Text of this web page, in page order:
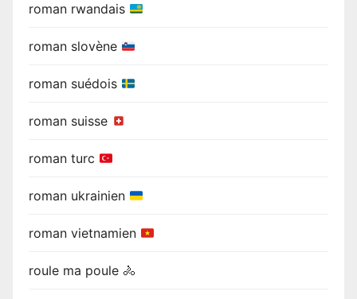
roman rwandais
roman slovène
roman suédois
roman suisse
roman turc
roman ukrainien
roman vietnamien
roule ma poule 🚴